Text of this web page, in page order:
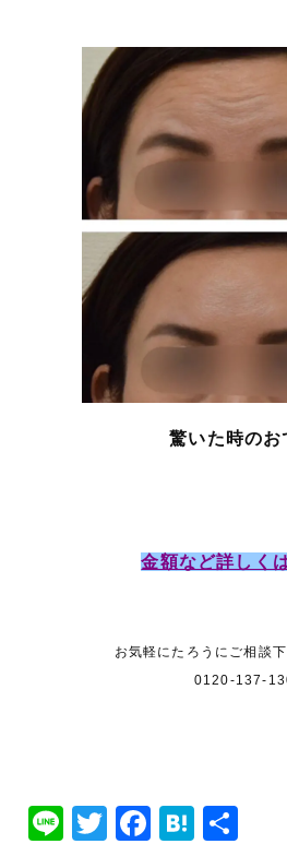
驚いた時のお
金額など詳しく
お気軽にたろうにご相談
0120-137-
LineTwitter